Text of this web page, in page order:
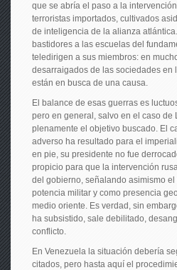
que se abría el paso a la
terroristas importados, cultivados
de inteligencia de la alianza
bastidores a las escuelas del
teledirigen a sus miembros: en
desarraigados de las sociedades en
están en busca de una causa.
El balance de esas guerras es
pero en general, salvo en el caso de
plenamente el objetivo buscado. El
adverso ha resultado para el
en pie, su presidente no fue
propicio para que la intervención
del gobierno, señalando asimismo
potencia militar y como presencia
medio oriente. Es verdad, sin
ha subsistido, sale debilitado,
conflicto.
En Venezuela la situación debería
citados, pero hasta aquí el